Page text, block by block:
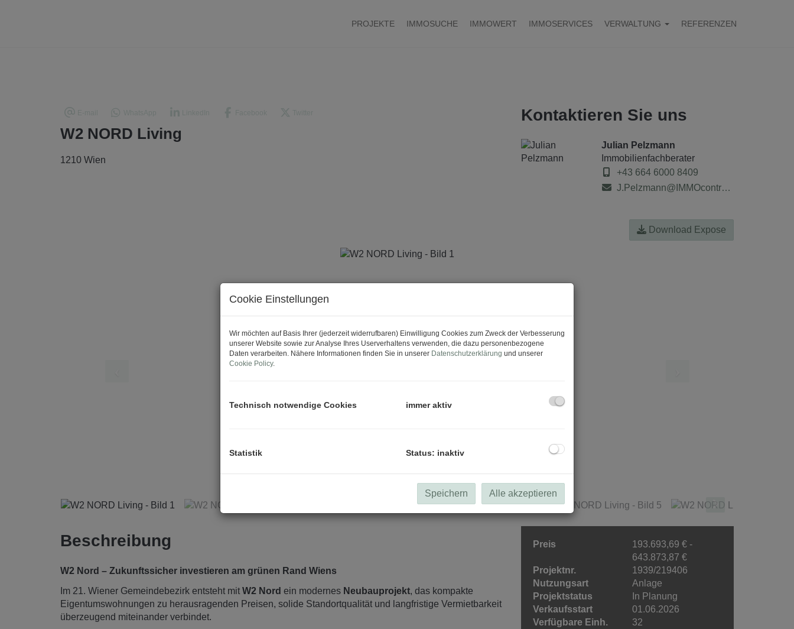
PROJEKTE IMMOSUCHE IMMOWERT IMMOSERVICES VERWALTUNG REFERENZEN
W2 NORD Living
1210 Wien
Kontaktieren Sie uns
Julian Pelzmann
Immobilienfachberater
+43 664 6000 8409
J.Pelzmann@IMMOcontract.at
Download Expose
Beschreibung
W2 Nord – Zukunftssicher investieren am grünen Rand Wiens
Im 21. Wiener Gemeindebezirk entsteht mit W2 Nord ein modernes Neubauprojekt, das kompakte
Eigentumswohnungen zu herausragenden Preisen, solide Standortqualität und langfristige Vermietbarkeit
überzeugend miteinander verbindet.
Preis
193.693,69 € -
643.873,87 €
Projektnr.
1939/219406
Nutzungsart
Anlage
Projektstatus
In Planung
Verkaufsstart
01.06.2026
Verfügbare Einh.
32
Cookie Einstellungen
Wir möchten auf Basis Ihrer (jederzeit widerrufbaren) Einwilligung Cookies zum Zweck der Verbesserung
unserer Website sowie zur Analyse Ihres Userverhaltens verwenden, die dazu personenbezogene
Daten verarbeiten. Nähere Informationen finden Sie in unserer Datenschutzerklärung und unserer
Cookie Policy.
Technisch notwendige Cookies immer aktiv
Statistik Status: inaktiv
Speichern Alle akzeptieren